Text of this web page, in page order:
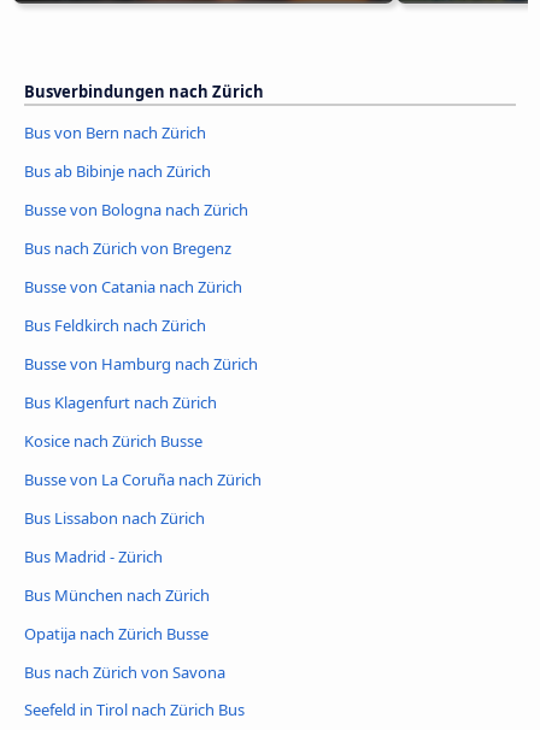
Busverbindungen nach Zürich
Bus von Bern nach Zürich
Bus ab Bibinje nach Zürich
Busse von Bologna nach Zürich
Bus nach Zürich von Bregenz
Busse von Catania nach Zürich
Bus Feldkirch nach Zürich
Busse von Hamburg nach Zürich
Bus Klagenfurt nach Zürich
Kosice nach Zürich Busse
Busse von La Coruña nach Zürich
Bus Lissabon nach Zürich
Bus Madrid - Zürich
Bus München nach Zürich
Opatija nach Zürich Busse
Bus nach Zürich von Savona
Seefeld in Tirol nach Zürich Bus